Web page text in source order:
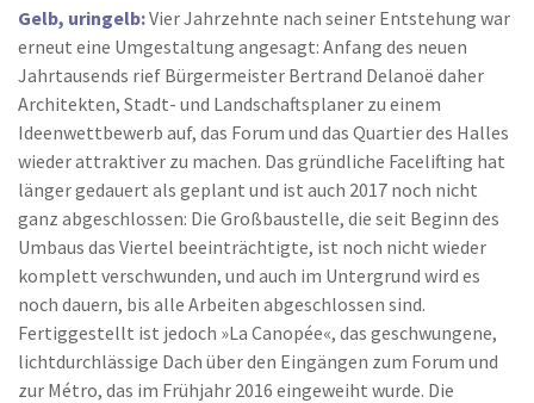
Gelb, uringelb:Vier Jahrzehnte nach seiner Entstehung war
erneut eine Umgestaltung angesagt: Anfang des neuen
Jahrtausends rief Bürgermeister Bertrand Delanoë daher
Architekten, Stadt- und Landschaftsplaner zu einem
Ideenwettbewerb auf, das Forum und das Quartier des Halles
wieder attraktiver zu machen. Das gründliche Facelifting hat
länger gedauert als geplant und ist auch 2017 noch nicht
ganz abgeschlossen: Die Großbaustelle, die seit Beginn des
Umbaus das Viertel beeinträchtigte, ist noch nicht wieder
komplett verschwunden, und auch im Untergrund wird es
noch dauern, bis alle Arbeiten abgeschlossen sind.
Fertiggestellt ist jedoch »La Canopée«, das geschwungene,
lichtdurchlässige Dach über den Eingängen zum Forum und
zur Métro, das im Frühjahr 2016 eingeweiht wurde. Die